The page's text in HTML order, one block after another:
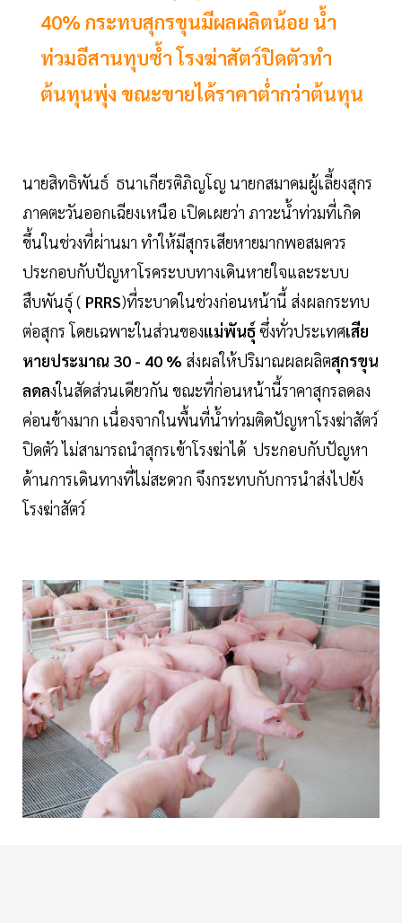
40% กระทบสุกรขุนมีผลผลิตน้อย น้ำ
ท่วมอีสานทุบซ้ำ โรงฆ่าสัตว์ปิดตัวทำ
ต้นทุนพุ่ง ขณะขายได้ราคาต่ำกว่าต้นทุน
นายสิทธิพันธ์ ธนาเกียรติภิญโญ นายกสมาคมผู้เลี้ยงสุกร
ภาคตะวันออกเฉียงเหนือ เปิดเผยว่า ภาวะน้ำท่วมที่เกิด
ขึ้นในช่วงที่ผ่านมา ทำให้มีสุกรเสียหายมากพอสมควร
ประกอบกับปัญหาโรคระบบทางเดินหายใจและระบบ
สืบพันธุ์ ( PRRS)ที่ระบาดในช่วงก่อนหน้านี้ ส่งผลกระทบ
ต่อสุกร โดยเฉพาะในส่วนของแม่พันธุ์ซึ่งทั่วประเทศเสีย
หายประมาณ 30 - 40 % ส่งผลให้ปริมาณผลผลิตสุกรขุน
ลดลงในสัดส่วนเดียวกัน ขณะที่ก่อนหน้านี้ราคาสุกรลดลง
ค่อนข้างมาก เนื่องจากในพื้นที่น้ำท่วมติดปัญหาโรงฆ่าสัตว์
ปิดตัว ไม่สามารถนำสุกรเข้าโรงฆ่าได้ ประกอบกับปัญหา
ด้านการเดินทางที่ไม่สะดวก จึงกระทบกับการนำส่งไปยัง
โรงฆ่าสัตว์